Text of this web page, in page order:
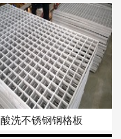
酸洗不锈钢钢格板